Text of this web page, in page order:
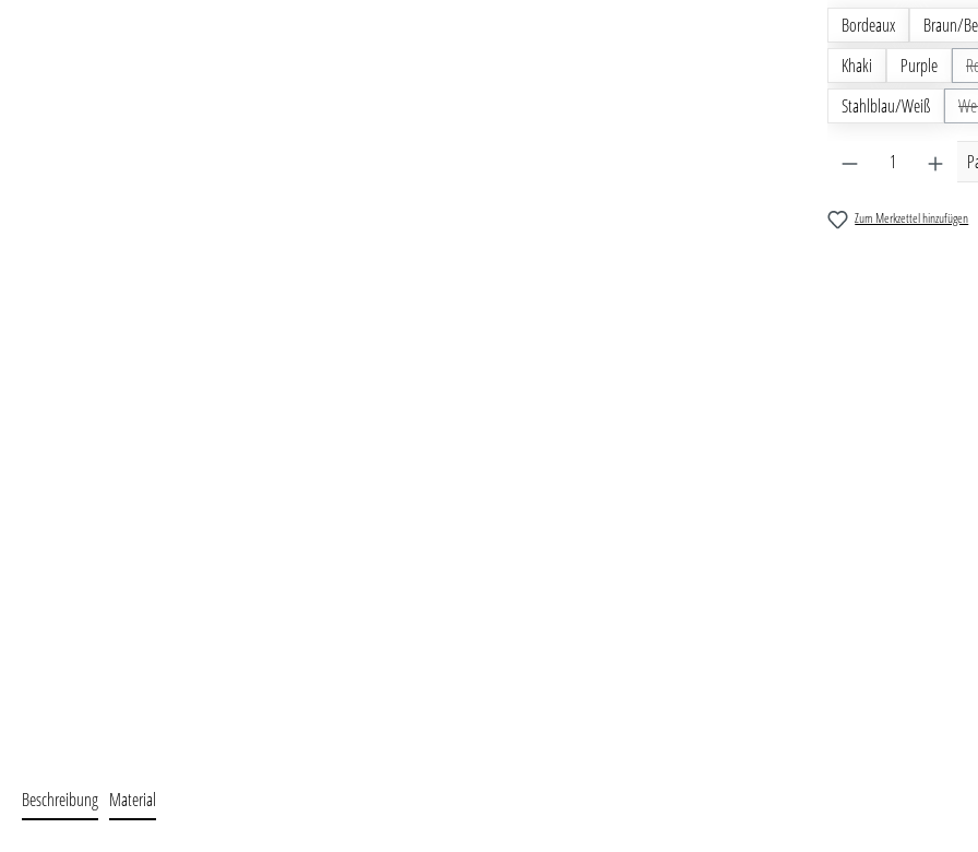
Bordeaux
Braun/
Khaki
Purple
Stahlblau/Weiß
Produkt
Zum Merkzettel hinzufügen
Beschreibung Material